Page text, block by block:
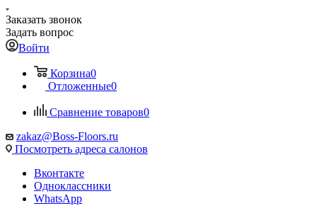
Заказать звонок
Задать вопрос
Войти
Корзина0
Отложенные0
Сравнение товаров0
zakaz@Boss-Floors.ru
Посмотреть адреса салонов
Вконтакте
Одноклассники
WhatsApp